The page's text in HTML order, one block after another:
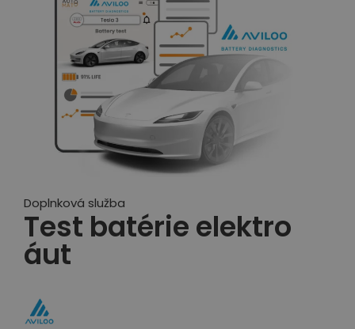
Doplnková služba
Test batérie elektro
áut